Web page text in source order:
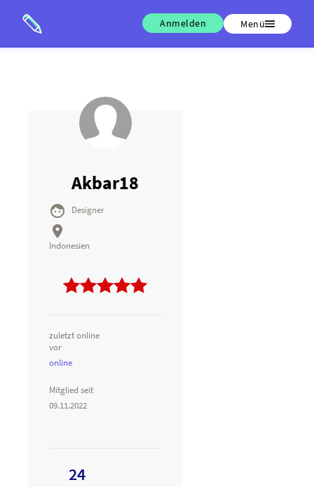
Anmelden Menü
Akbar18
 Designer

Indonesien
zuletzt online
vor
online
Mitglied seit
09.11.2022
24